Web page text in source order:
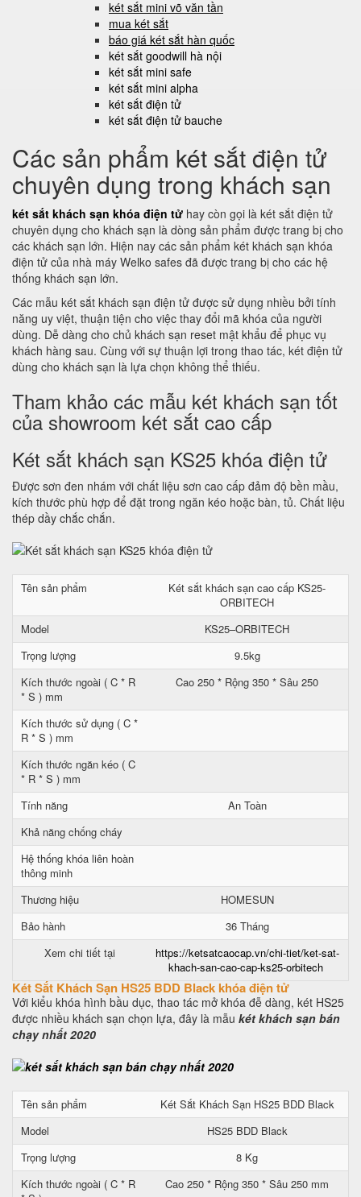
két sắt mini võ văn tần
mua két sắt
báo giá két sắt hàn quốc
két sắt goodwill hà nội
két sắt mini safe
két sắt mini alpha
két sắt điện tử
két sắt điện tử bauche
Các sản phẩm két sắt điện tử
chuyên dụng trong khách sạn
két sắt khách sạn khóa điện tử hay còn gọi là két sắt điện tử
chuyên dụng cho khách sạn là dòng sản phẩm được trang bị cho
các khách sạn lớn. Hiện nay các sản phẩm két khách sạn khóa
điện tử của nhà máy Welko safes đã được trang bị cho các hệ
thống khách sạn lớn.
Các mẫu két sắt khách sạn điện tử được sử dụng nhiều bởi tính
năng uy việt, thuận tiện cho việc thay đổi mã khóa của người
dùng. Dễ dàng cho chủ khách sạn reset mật khẩu để phục vụ
khách hàng sau. Cùng với sự thuận lợi trong thao tác, két điện tử
dùng cho khách sạn là lựa chọn không thể thiếu.
Tham khảo các mẫu két khách sạn tốt
của showroom két sắt cao cấp
Két sắt khách sạn KS25 khóa điện tử
Được sơn đen nhám với chất liệu sơn cao cấp đảm độ bền mầu,
kích thước phù hợp để đặt trong ngăn kéo hoặc bàn, tủ. Chất liệu
thép dầy chắc chắn.
Tên sản phẩm
Két sắt khách sạn cao cấp KS25-
ORBITECH
Model
KS25–ORBITECH
Trọng lượng
9.5kg
Kích thước ngoài ( C * R
* S ) mm
Cao 250 * Rộng 350 * Sâu 250
Kích thước sử dụng ( C *
R * S ) mm
Kích thước ngăn kéo ( C
* R * S ) mm
Tính năng
An Toàn
Khả năng chống cháy
Hệ thống khóa liên hoàn
thông minh
Thương hiệu
HOMESUN
Bảo hành
36 Tháng
Xem chi tiết tại
https://ketsatcaocap.vn/chi-tiet/ket-sat-
khach-san-cao-cap-ks25-orbitech
Két Sắt Khách Sạn HS25 BDD Black khóa điện tử
Với kiểu khóa hình bầu dục, thao tác mở khóa đễ dàng, két HS25
được nhiều khách sạn chọn lựa, đây là mẫu két khách sạn bán
chạy nhất 2020
Tên sản phẩm
Két Sắt Khách Sạn HS25 BDD Black
Model
HS25 BDD Black
Trọng lượng
8 Kg
Kích thước ngoài ( C * R
Cao 250 * Rộng 350 * Sâu 250 mm